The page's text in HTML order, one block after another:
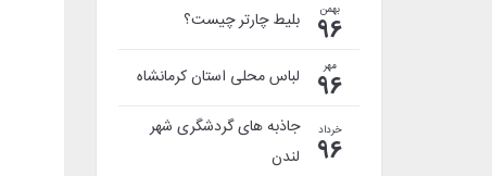
بهمن
96 بلیط چارتر چیست؟
مهر
96 لباس محلی استان کرمانشاه
خرداد
96
جاذبه های گردشگری شهر
لندن